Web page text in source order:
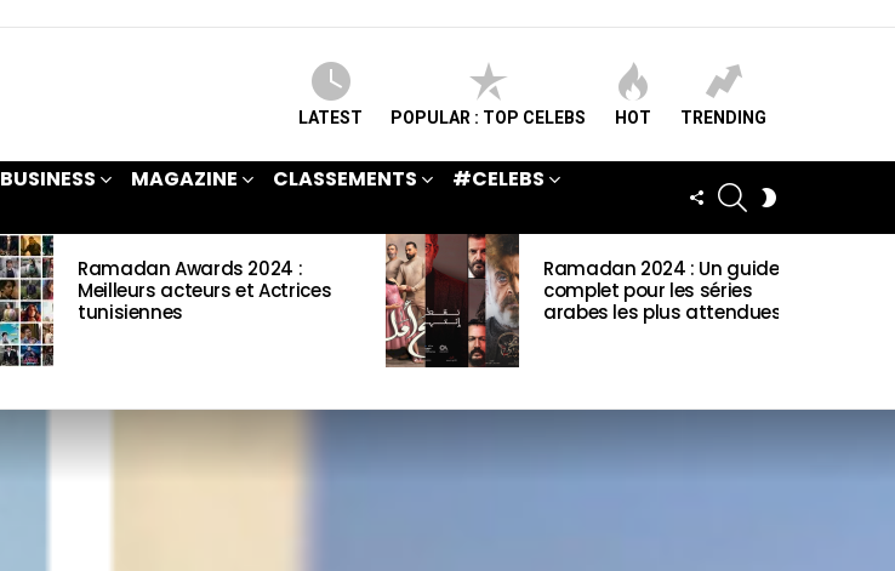
LATEST POPULAR : TOP CELEBS HOT TRENDING
BUSINESS MAGAZINE CLASSEMENTS
#CELEBS
FOLLOWSEARCH
Ramadan Awards 2024 :
Meilleurs acteurs et Actrices
tunisiennes
Ramadan 2024 : Un guide
complet pour les séries
arabes les plus attendues